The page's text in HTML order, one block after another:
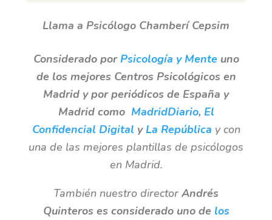
Llama a Psicólogo Chamberí Cepsim
Considerado por Psicología y Menteuno
de los mejores Centros Psicológicos en
Madrid y por periódicos de España y
Madrid como MadridDiario, El
Confidencial Digital y La República y con
una de las mejores plantillas de psicólogos
en Madrid.
También nuestro directorAndrés
Quinteros es considerado uno de los